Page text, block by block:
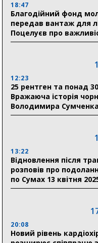
Романько розширює
прифронтової
в Австрії
відновлення житла
17:52
«Укрексімбанк»
Пенсійному фонді
людям
Артем Кобзар вручив
відзнаки
18:47
Благодійний фонд
передав вантаж для
Поцелуєв про
12:23
25 рентген та понад
Вражаюча історія
Володимира Сумченка
13:22
Відновлення після
розповів про
по Сумах 13 квітня
20:08
Новий рівень